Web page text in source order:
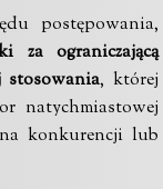
postępowania,
za ograniczającą
stosowania, której
natychmiastowej
konkurencji lub